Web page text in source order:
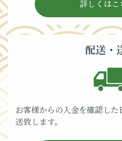
詳しくはこ
配送・
お客様からの入金を確認し
送致します。